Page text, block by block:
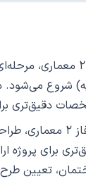
شروع می‌شود.
دقیق‌تری
در فاز ۲
برای
تعیین